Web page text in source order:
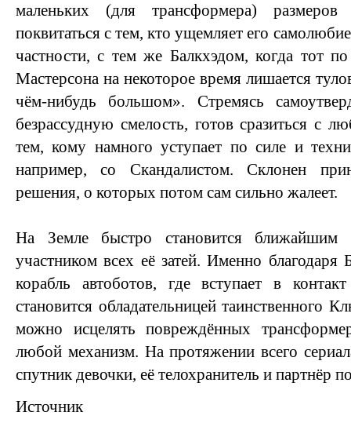
маленьких (для трансформера)
поквитаться с тем, кто ущемляет его
частности, с тем же Балкхэдом, когда тот по
Мастерсона на некоторое время лишается
чём-нибудь большом». Стремясь
безрассудную смелость, готов сразиться с
тем, кому намного уступает по силе и
например, со Скандалистом. Склонен
решения, о которых потом сам сильно жалеет.
На Земле быстро становится
участником всех её затей. Именно
корабль автоботов, где вступает в
становится обладательницей таинственного
можно исцелять повреждённых
любой механизм. На протяжении всего
спутник девочки, её телохранитель и партнёр
Источник